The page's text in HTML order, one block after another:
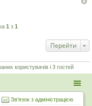
1 з 1
Перейти
користувачів і 3 гостей
Зв'язок з адміністрацією